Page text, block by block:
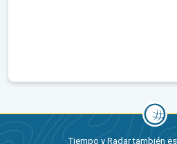
Tiempo y Radar también